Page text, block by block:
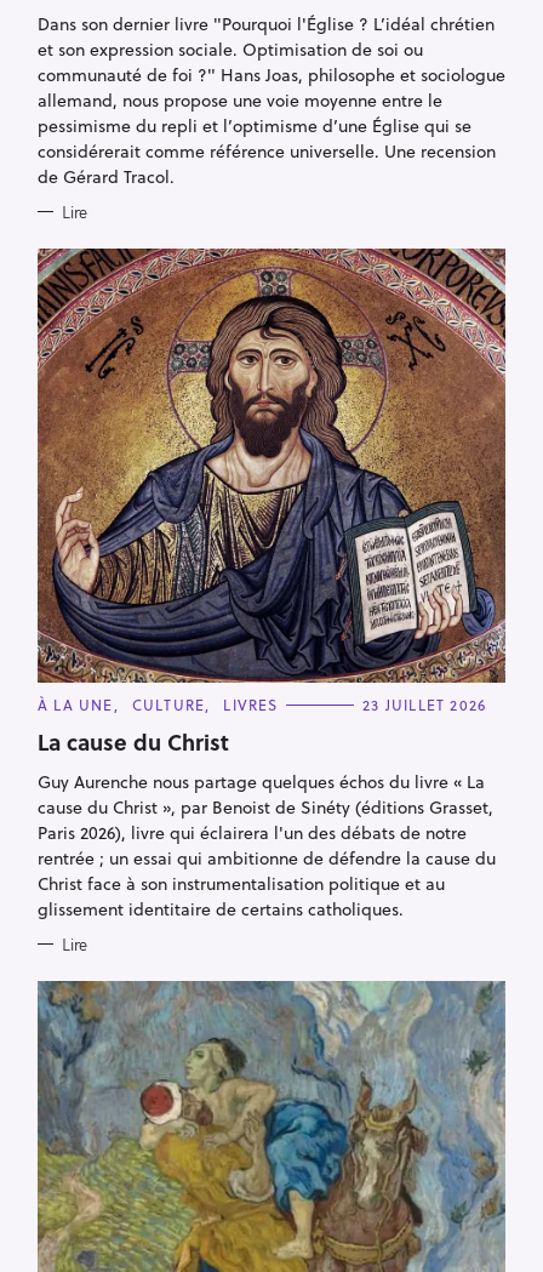
O
I
E
S
Dans son dernier livre "Pourquoi l'Église ? L’idéal chrétien
et son expression sociale. Optimisation de soi ou
communauté de foi ?" Hans Joas, philosophe et sociologue
allemand, nous propose une voie moyenne entre le
pessimisme du repli et l’optimisme d’une Église qui se
considérerait comme référence universelle. Une recension
de Gérard Tracol.
Lire
C
T
E
O
I
E
S
À LA UNE CULTURE LIVRES 23 JUILLET 2026
La cause du Christ
Guy Aurenche nous partage quelques échos du livre « La
cause du Christ », par Benoist de Sinéty (éditions Grasset,
Paris 2026), livre qui éclairera l'un des débats de notre
rentrée ; un essai qui ambitionne de défendre la cause du
Christ face à son instrumentalisation politique et au
glissement identitaire de certains catholiques.
Lire